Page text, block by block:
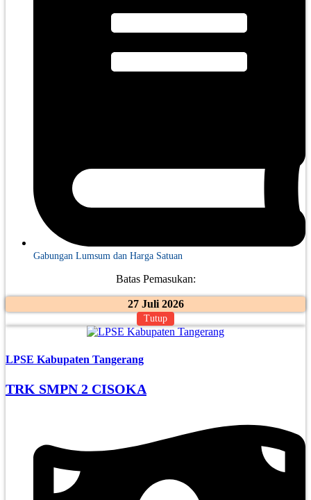
Gabungan Lumsum dan Harga Satuan
Batas Pemasukan:
27 Juli 2026
Tutup
LPSE Kabupaten Tangerang
TRK SMPN 2 CISOKA